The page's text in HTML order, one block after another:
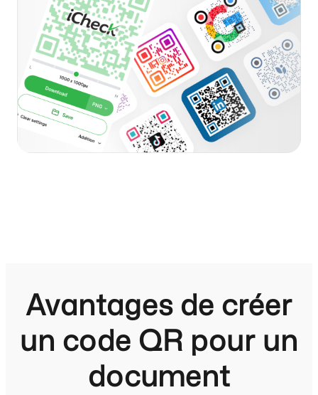
Avantages de créer
un code QR pour un
document